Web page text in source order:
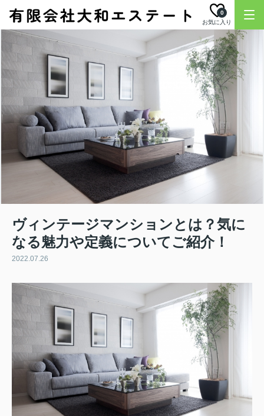
お気に入り
0
ヴィンテージマンションとは？気に
なる魅力や定義についてご紹介！
2022.07.26